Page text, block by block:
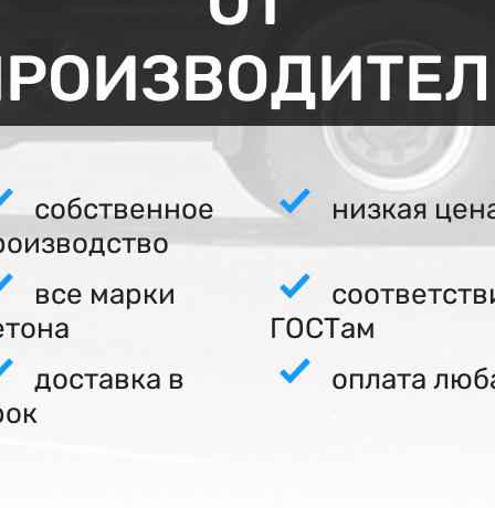
собственное
низкая
все марки
ГОСТам
доставка в
оплата